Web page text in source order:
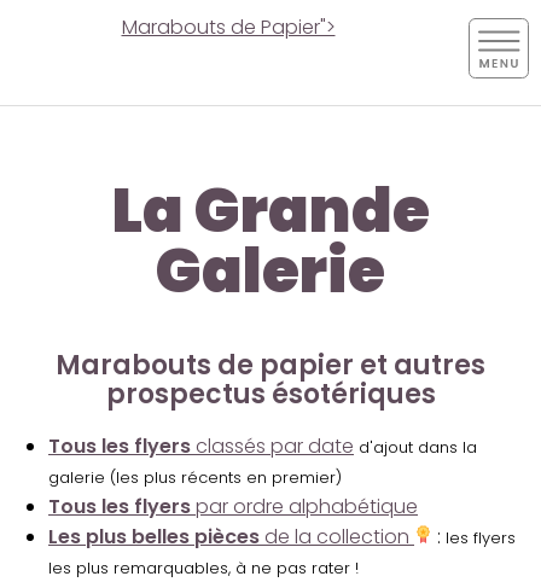
Marabouts de Papier">
La Grande
Galerie
Marabouts de papier et autres
prospectus ésotériques
Tous les flyers classés par date d'ajout dans la
galerie (les plus récents en premier)
Tous les flyerspar ordre alphabétique
Les plus belles pièces de la collection : les flyers
les plus remarquables, à ne pas rater !